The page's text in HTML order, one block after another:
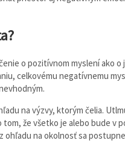
o pozitívnom myslení ako
celkovému negatívnemu
na výzvy, ktorým čelia.
že všetko je alebo bude v
ohľadu na okolnosť sa